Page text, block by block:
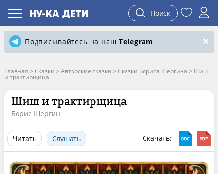
Поиск
Подписывайтесь на нашTelegram
Главная > Сказки > Авторские сказки > Сказки Бориса Шергина > Шиш
и трактирщица
Шиш и трактирщица
Борис Шергин
Читать Слушать Скачать: